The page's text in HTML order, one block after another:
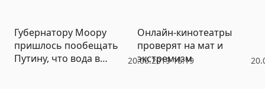
20.06.2019 16:19
Губернатору Моору
пришлось пообещать
Путину, что вода в
Онлайн-кинотеатры
проверят на мат и
экстремизм